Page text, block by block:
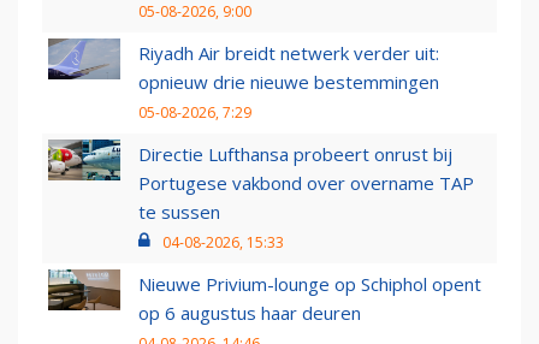
05-08-2026, 9:00
Riyadh Air breidt netwerk verder uit:
opnieuw drie nieuwe bestemmingen
05-08-2026, 7:29
Directie Lufthansa probeert onrust bij
Portugese vakbond over overname TAP
te sussen
04-08-2026, 15:33
Nieuwe Privium-lounge op Schiphol opent
op 6 augustus haar deuren